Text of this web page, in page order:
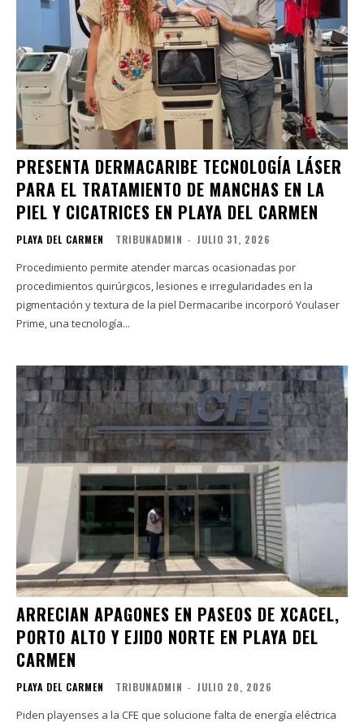
PRESENTA DERMACARIBE TECNOLOGÍA LÁSER
PARA EL TRATAMIENTO DE MANCHAS EN LA
PIEL Y CICATRICES EN PLAYA DEL CARMEN
PLAYA DEL CARMEN TRIBUNADMIN - JULIO 31, 2026
Procedimiento permite atender marcas ocasionadas por
procedimientos quirúrgicos, lesiones e irregularidades en la
pigmentación y textura de la piel Dermacaribe incorporó Youlaser
Prime, una tecnología...
ARRECIAN APAGONES EN PASEOS DE XCACEL,
PORTO ALTO Y EJIDO NORTE EN PLAYA DEL
CARMEN
PLAYA DEL CARMEN TRIBUNADMIN - JULIO 20, 2026
Piden playenses a la CFE que solucione falta de energía eléctrica